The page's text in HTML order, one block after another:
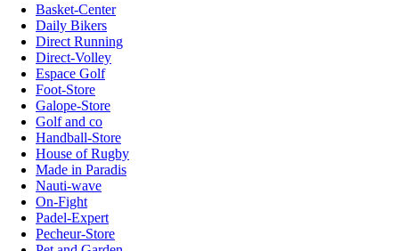
Basket-Center
Daily Bikers
Direct Running
Direct-Volley
Espace Golf
Foot-Store
Galope-Store
Golf and co
Handball-Store
House of Rugby
Made in Paradis
Nauti-wave
On-Fight
Padel-Expert
Pecheur-Store